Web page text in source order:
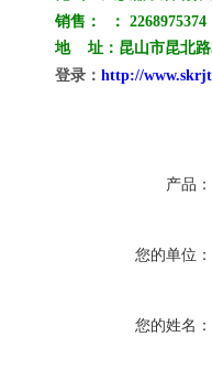
销售：
： 2268975374
地 址：昆山市昆北路
登录： http://
产品：
您的单位：
您的姓名：